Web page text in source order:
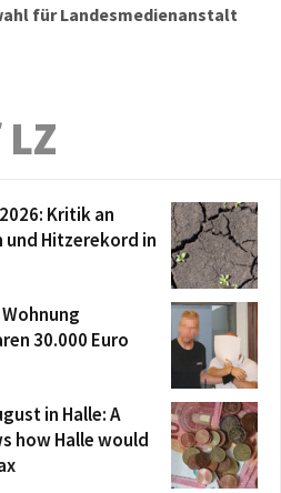
für Landesmedienanstalt
Kritik an
Hitzerekord in
30.000 Euro
in Halle: A
how Halle would